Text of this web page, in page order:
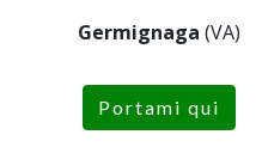
Germignaga (VA)
Portami qui